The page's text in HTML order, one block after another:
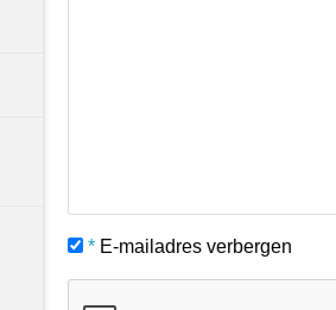
* E-mailadres verbergen